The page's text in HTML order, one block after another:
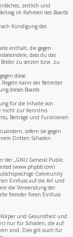
zeitlich und
im Rahmen des Boards
Kündigung des
enthält, die gegen
dass du das
zu setzen bzw. zu
diese
kann der Betreiber
dieses Boards
für die Inhalte von
nicht zur Kenntnis
Beiträge und Funktionen
sofern sie gegen
Dritten Schaden
der „GNU General Public
(www.phpbb.com)
Community
Einfluss auf die Art und
die Verwendung der
fremder Foren Einfluss
und Gesundheit und
nur für Schäden, die auf
sind. Dies gilt auch für